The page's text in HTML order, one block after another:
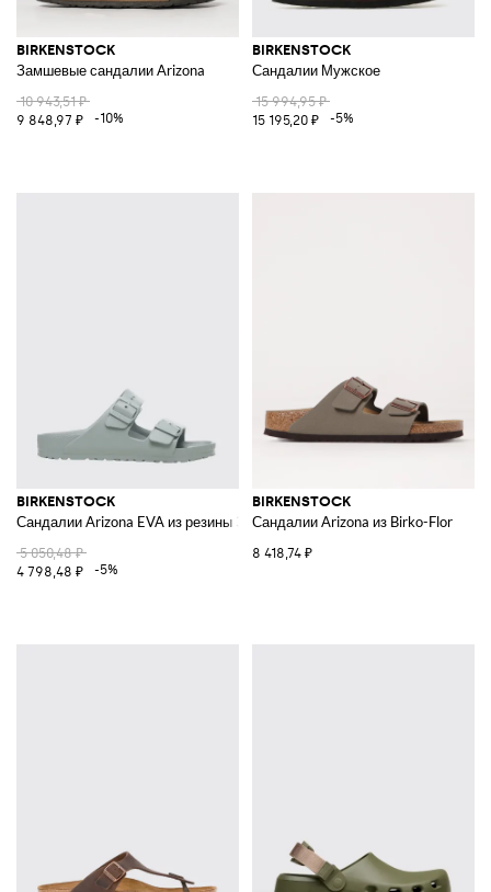
BIRKENSTOCK
Замшевые сандалии Arizona
10 943,51 ₽
9 848,97 ₽
-10%
BIRKENSTOCK
Сандалии Мужское
15 994,95 ₽
15 195,20 ₽
-5%
BIRKENSTOCK
Сандалии Arizona EVA из резины ЭВА
5 050,48 ₽
4 798,48 ₽
-5%
BIRKENSTOCK
Сандалии Arizona из Birko-Flor
8 418,74 ₽